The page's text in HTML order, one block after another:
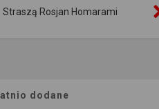
Straszą Rosjan Homarami
dodane